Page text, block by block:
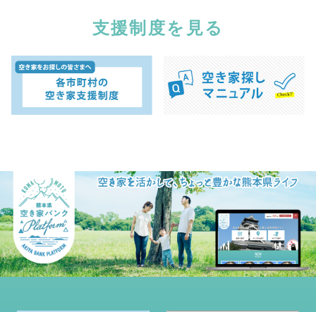
支援制度を見る